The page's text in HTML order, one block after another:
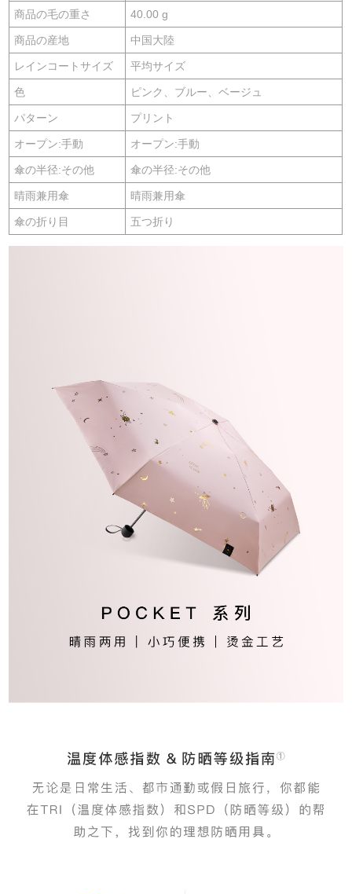
商品の毛の重さ 40.00 g
商品の産地 中国大陸
レインコートサイズ 平均サイズ
色 ピンク、ブルー、ベージュ
パターン プリント
オープン:手動 オープン:手動
傘の半径:その他 傘の半径:その他
晴雨兼用傘 晴雨兼用傘
傘の折り目 五つ折り